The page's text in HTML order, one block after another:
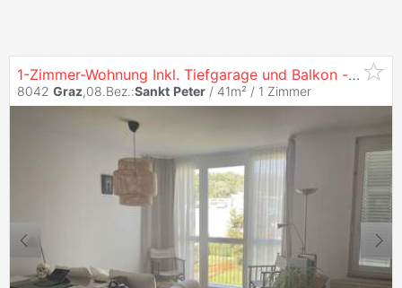
1-Zimmer-Wohnung Inkl. Tiefgarage und Balkon -Graz
8042 Graz,08.Bez.:Sankt Peter / 41m² / 1 Zimmer